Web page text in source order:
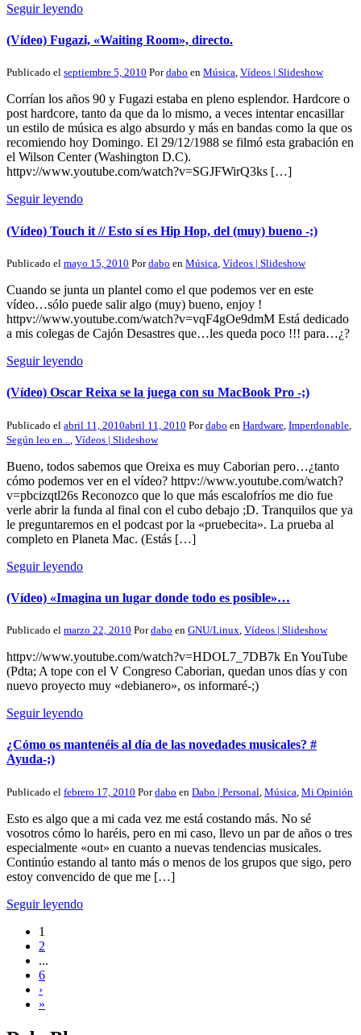
Seguir leyendo
(Vídeo) Fugazi, «Waiting Room», directo.
Publicado el septiembre 5, 2010 Pordabo en Música, Vídeos | Slideshow
Corrían los años 90 y Fugazi estaba en pleno esplendor. Hardcore o
post hardcore, tanto da que da lo mismo, a veces intentar encasillar
un estilo de música es algo absurdo y más en bandas como la que os
recomiendo hoy Domingo. El 29/12/1988 se filmó esta grabación en
el Wilson Center (Washington D.C).
httpv://www.youtube.com/watch?v=SGJFWirQ3ks […]
Seguir leyendo
(Vídeo) Touch it // Esto sí es Hip Hop, del (muy) bueno -;)
Publicado el mayo 15, 2010 Pordabo en Música, Vídeos | Slideshow
Cuando se junta un plantel como el que podemos ver en este
vídeo…sólo puede salir algo (muy) bueno, enjoy !
httpv://www.youtube.com/watch?v=vqF4gOe9dmM Está dedicado
a mis colegas de Cajón Desastres que…les queda poco !!! para…¿?
Seguir leyendo
(Vídeo) Oscar Reixa se la juega con su MacBook Pro -;)
Publicado el abril 11, 2010abril 11, 2010 Pordabo en Hardware Imperdonable
Según leo en...
Vídeos | Slideshow
Bueno, todos sabemos que Oreixa es muy Caborian pero…¿tanto
cómo podemos ver en el vídeo? httpv://www.youtube.com/watch?
v=pbcizqtl26s Reconozco que lo que más escalofríos me dio fue
verle abrir la funda al final con el cubo debajo ;D. Tranquilos que ya
le preguntaremos en el podcast por la «pruebecita». La prueba al
completo en Planeta Mac. (Estás […]
Seguir leyendo
(Vídeo) «Imagina un lugar donde todo es posible»…
Publicado el marzo 22, 2010 Pordabo en GNU/Linux, Vídeos | Slideshow
httpv://www.youtube.com/watch?v=HDOL7_7DB7k En YouTube
(Pdta; A tope con el V Congreso Caborian, quedan unos días y con
nuevo proyecto muy «debianero», os informaré-;)
Seguir leyendo
¿Cómo os mantenéis al día de las novedades musicales? #
Ayuda-;)
Publicado el febrero 17, 2010 Pordabo en Dabo | Personal Música Mi Opinión
Esto es algo que a mi cada vez me está costando más. No sé
vosotros cómo lo haréis, pero en mi caso, llevo un par de años o tres
especialmente «out» en cuanto a nuevas tendencias musicales.
Continúo estando al tanto más o menos de los grupos que sigo, pero
estoy convencido de que me […]
Seguir leyendo
1
2
...
6
›
»